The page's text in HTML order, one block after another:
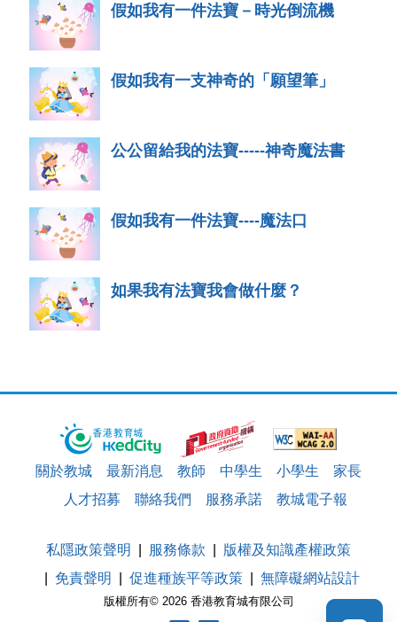
假如我有一件法寶－時光倒流機
假如我有一支神奇的「願望筆」
公公留給我的法寶-----神奇魔法書
假如我有一件法寶----魔法口
如果我有法寶我會做什麼？
關於教城 最新消息 教師 中學生 小學生
家長
人才招募
聯絡我們 服務承諾 教城電子報
版權所有© 2026 香港教育城有限公司
私隱政策聲明 服務條款
版權及知識產權政策
免責聲明
促進種族平等政策 無障礙網站設計